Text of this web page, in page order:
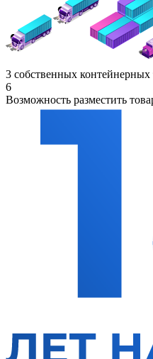
3 собственных контейнерных
6
Возможность разместить